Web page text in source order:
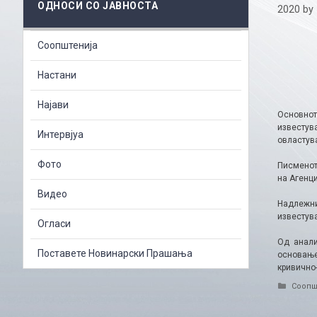
2020 by
на
Од
ОДНОСИ СО ЈАВНОСТА
Соопштенија
Настани
Најави
Интервјуа
Фото
Видео
Огласи
Поставете Новинарски Прашања